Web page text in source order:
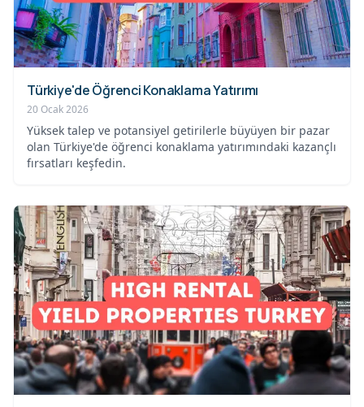
Türkiye'de Öğrenci Konaklama Yatırımı
20 Ocak 2026
Yüksek talep ve potansiyel getirilerle büyüyen bir pazar
olan Türkiye'de öğrenci konaklama yatırımındaki kazançlı
fırsatları keşfedin.